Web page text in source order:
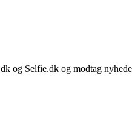
og Selfie.dk og modtag